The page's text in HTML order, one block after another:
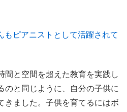
もピアニストとして活躍されて
間と空間を超えた教育を実践し
のと同じように、自分の子供に
きました。子供を育てるにはボ